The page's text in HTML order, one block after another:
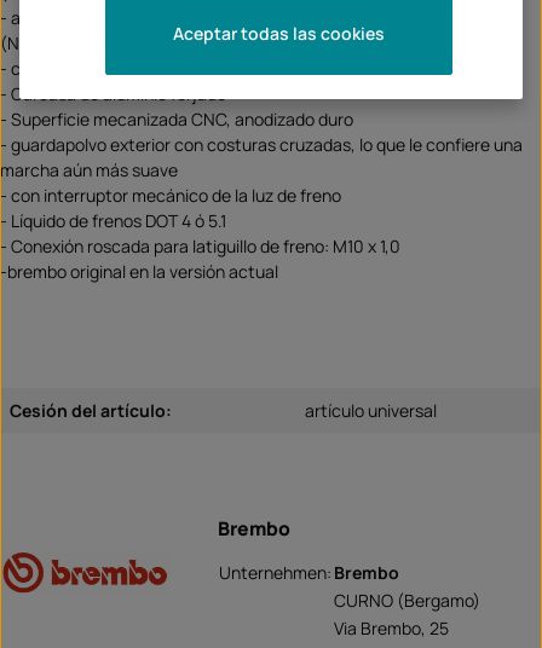
- ahora nuevo con ajuste excéntrico (3 niveles) opcionalmente N
(Normal / Standard), S (Sport) y R (Race)
- con palanca abatible
- Carcasa de aluminio forjado
- Superficie mecanizada CNC, anodizado duro
- guardapolvo exterior con costuras cruzadas, lo que le confiere una
marcha aún más suave
- con interruptor mecánico de la luz de freno
- Líquido de frenos DOT 4 ó 5.1
- Conexión roscada para latiguillo de freno: M10 x 1,0
-brembo original en la versión actual
Cesión del artículo: artículo universal
Brembo
Unternehmen: Brembo
CURNO (Bergamo)
Via Brembo, 25
Aceptar todas las cookies